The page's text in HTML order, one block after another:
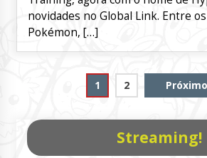
novidades no Global Link. Entre
Pokémon, […]
posts
1 2 Próximo
Streaming!